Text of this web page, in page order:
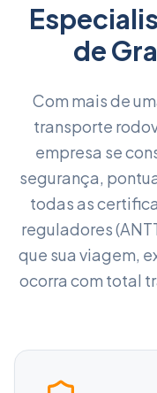
de
Com mais de
transporte
empresa se
segurança,
todas as
reguladores
que sua viagem,
ocorra com total